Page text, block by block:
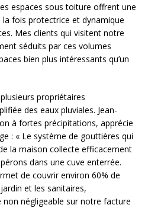
espaces sous toiture offrent une
la fois protectrice et dynamique
Mes clients qui visitent notre
séduits par ces volumes
bien plus intéressants qu’un
propriétaires
des eaux pluviales. Jean-
à fortes précipitations, apprécie
: « Le système de gouttières qui
la maison collecte efficacement
dans une cuve enterrée.
de couvrir environ 60% de
et les sanitaires,
négligeable sur notre facture